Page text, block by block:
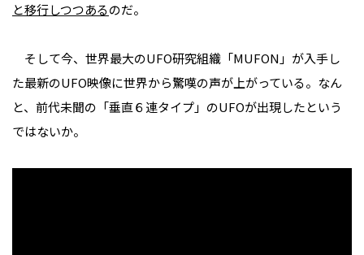
と移行しつつあるのだ。
そして今、世界最大のUFO研究組織「MUFON」が入手し
た最新のUFO映像に世界から驚嘆の声が上がっている。なん
と、前代未聞の「垂直６連タイプ」のUFOが出現したという
ではないか。